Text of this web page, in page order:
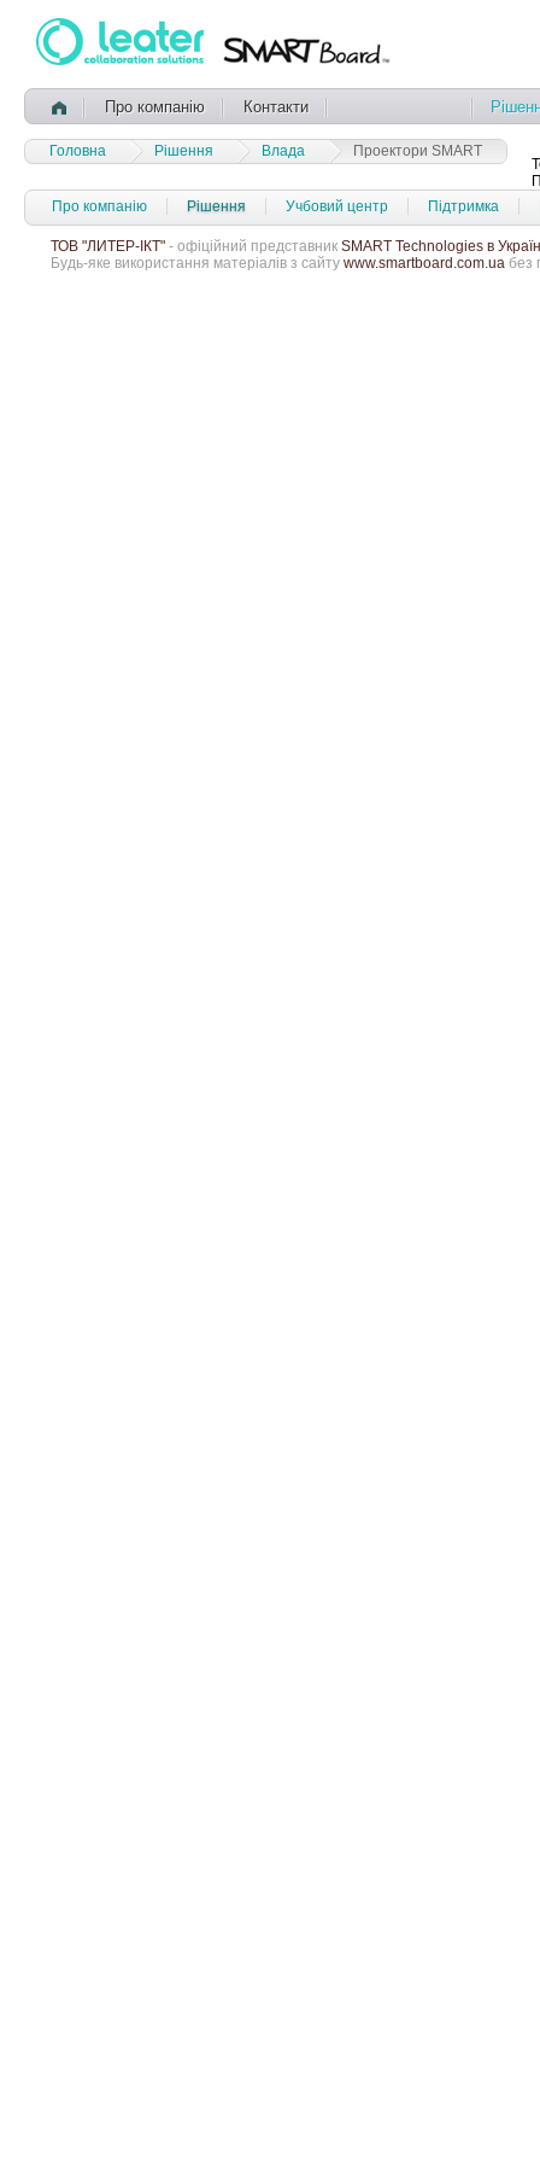
Про компанію Контакти
Головна Рішення Влада Проектори SMART
Про компанію
Рішення Учбовий центр Підтримка
ТОВ "ЛИТЕР-ІКТ" - офіційний представник SMART Technologies в
Будь-яке використання матеріалів з сайту www.smartboard.com.ua без